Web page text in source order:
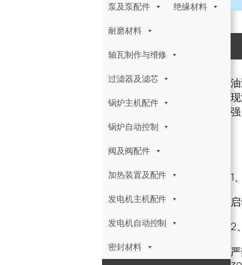
泵及泵配件 绝缘材料
耐磨材料
轴瓦制作与维修
过滤器及滤芯
锅炉主机配件
锅炉自动控制
阀及阀配件
加热装置及配件
发电机主机配件
发电机自动控制
密封材料
1
2